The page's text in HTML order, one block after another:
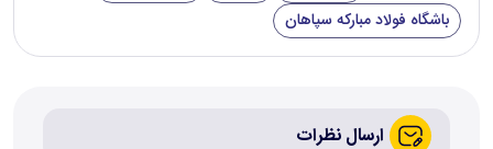
باشگاه فولاد مبارکه سپاهان
ارسال نظرات